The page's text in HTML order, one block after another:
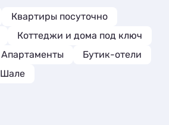
Квартиры посуточно
Коттеджи и дома под ключ
Апартаменты
Бутик-отели
Шале